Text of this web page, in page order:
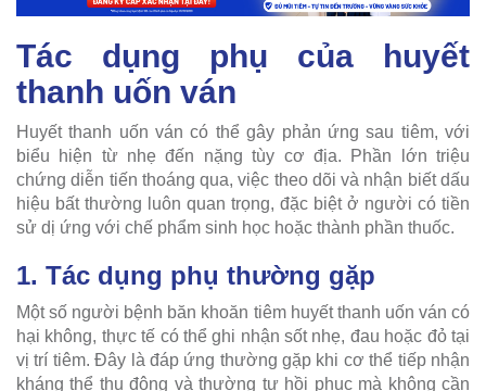
Tác dụng phụ của huyết
thanh uốn ván
Huyết thanh uốn ván có thể gây phản ứng sau tiêm, với
biểu hiện từ nhẹ đến nặng tùy cơ địa. Phần lớn triệu
chứng diễn tiến thoáng qua, việc theo dõi và nhận biết dấu
hiệu bất thường luôn quan trọng, đặc biệt ở người có tiền
sử dị ứng với chế phẩm sinh học hoặc thành phần thuốc.
1. Tác dụng phụ thường gặp
Một số người bệnh băn khoăn tiêm huyết thanh uốn ván có
hại không, thực tế có thể ghi nhận sốt nhẹ, đau hoặc đỏ tại
vị trí tiêm. Đây là đáp ứng thường gặp khi cơ thể tiếp nhận
kháng thể thụ động và thường tự hồi phục mà không cần